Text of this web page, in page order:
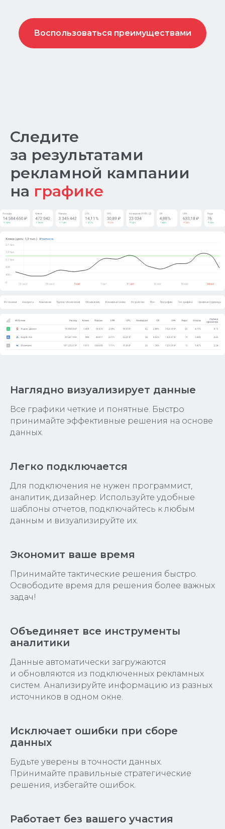
Воспользоваться преимуществами
Следите
за результатами
рекламной кампании
на графике
Наглядно визуализирует данные
Все графики четкие и понятные. Быстро
принимайте эффективные решения на основе
данных.
Легко подключается
Для подключения не нужен программист,
аналитик, дизайнер. Используйте удобные
шаблоны отчетов, подключайтесь к любым
данным и визуализируйте их.
Экономит ваше время
Принимайте тактические решения быстро.
Освободите время для решения более важных
задач!
Объединяет все инструменты
аналитики
Данные автоматически загружаются
и обновляются из подключенных рекламных
систем. Анализируйте информацию из разных
источников в одном окне.
Исключает ошибки при сборе
данных
Будьте уверены в точности данных.
Принимайте правильные стратегические
решения, избегайте ошибок.
Работает без вашего участия